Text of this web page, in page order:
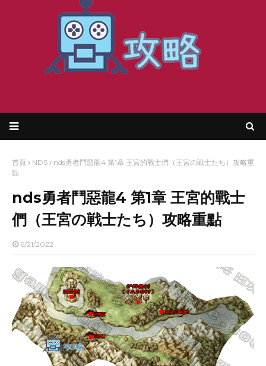
首頁 NDS
nds勇者鬥惡龍4 第1章 王宮的戰士們（王宮の戦士たち）攻略重
點
nds勇者鬥惡龍4 第1章 王宮的戰士
們（王宮の戦士たち）攻略重點
6/21/2022